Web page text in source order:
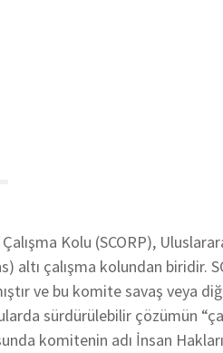
Çalışma Kolu (SCORP),
altı çalışma kolundan biridir.
ve bu komite savaş veya
sürdürülebilir çözümün
komitenin adı İnsan